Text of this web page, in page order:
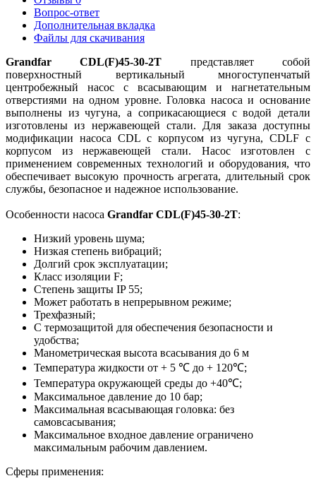
Вопрос-ответ
Дополнительная вкладка
Файлы для скачивания
Grandfar CDL(F)45-30-2T представляет собой
поверхностный вертикальный многоступенчатый
центробежный насос с всасывающим и нагнетательным
отверстиями на одном уровне. Головка насоса и основание
выполнены из чугуна, а соприкасающиеся с водой детали
изготовлены из нержавеющей стали. Для заказа доступны
модификации насоса CDL с корпусом из чугуна, CDLF с
корпусом из нержавеющей стали. Насос изготовлен с
применением современных технологий и оборудования, что
обеспечивает высокую прочность агрегата, длительный срок
службы, безопасное и надежное использование.
Особенности насоса Grandfar CDL(F)45-30-2T:
Низкий уровень шума;
Низкая степень вибраций;
Долгий срок эксплуатации;
Класс изоляции F;
Степень защиты IP 55;
Может работать в непрерывном режиме;
Трехфазный;
С термозащитой для обеспечения безопасности и
удобства;
Манометрическая высота всасывания до 6 м
Температура жидкости от + 5 ℃ до + 120℃;
Температура окружающей среды до +40℃;
Максимальное давление до 10 бар;
Максимальная всасывающая головка: без
самовсасывания;
Максимальное входное давление ограничено
максимальным рабочим давлением.
Сферы применения: